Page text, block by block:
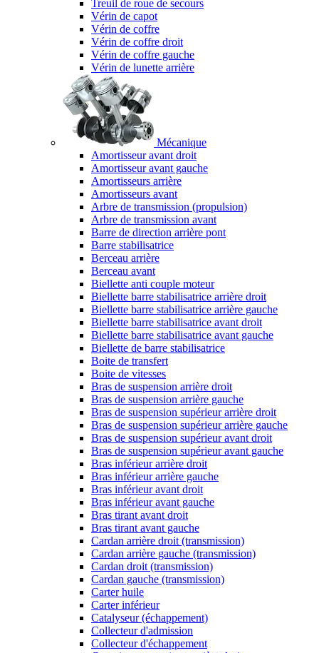
Treuil de roue de secours
Vérin de capot
Vérin de coffre
Vérin de coffre droit
Vérin de coffre gauche
Vérin de lunette arrière
Mécanique
Amortisseur avant droit
Amortisseur avant gauche
Amortisseurs arrière
Amortisseurs avant
Arbre de transmission (propulsion)
Arbre de transmission avant
Barre de direction arrière pont
Barre stabilisatrice
Berceau arrière
Berceau avant
Biellette anti couple moteur
Biellette barre stabilisatrice arrière droit
Biellette barre stabilisatrice arrière gauche
Biellette barre stabilisatrice avant droit
Biellette barre stabilisatrice avant gauche
Biellette de barre stabilisatrice
Boite de transfert
Boite de vitesses
Bras de suspension arrière droit
Bras de suspension arrière gauche
Bras de suspension supérieur arrière droit
Bras de suspension supérieur arrière gauche
Bras de suspension supérieur avant droit
Bras de suspension supérieur avant gauche
Bras inférieur arrière droit
Bras inférieur arrière gauche
Bras inférieur avant droit
Bras inférieur avant gauche
Bras tirant avant droit
Bras tirant avant gauche
Cardan arrière droit (transmission)
Cardan arrière gauche (transmission)
Cardan droit (transmission)
Cardan gauche (transmission)
Carter huile
Carter inférieur
Catalyseur (échappement)
Collecteur d'admission
Collecteur d'échappement